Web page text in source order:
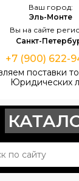
Ваш город:
Эль-Монте
Вы на сайте
Санкт-
+7 (900) 622-
поставки
Юридических